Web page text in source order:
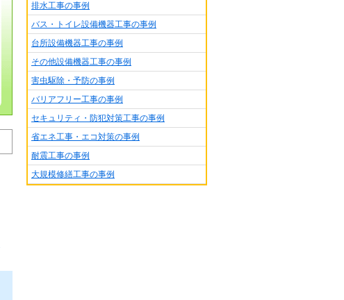
排水工事の事例
バス・トイレ設備機器工事の事例
台所設備機器工事の事例
その他設備機器工事の事例
害虫駆除・予防の事例
バリアフリー工事の事例
セキュリティ・防犯対策工事の事例
省エネ工事・エコ対策の事例
耐震工事の事例
大規模修繕工事の事例